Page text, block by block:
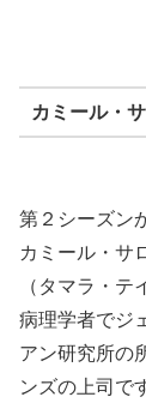
カミール・
第２シーズン
カミール・サ
（タマラ・テ
病理学者でジ
アン研究所の
ンズの上司で